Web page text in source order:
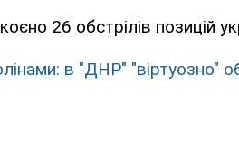
26 обстрілів позицій
в "ДНР" "віртуозно"